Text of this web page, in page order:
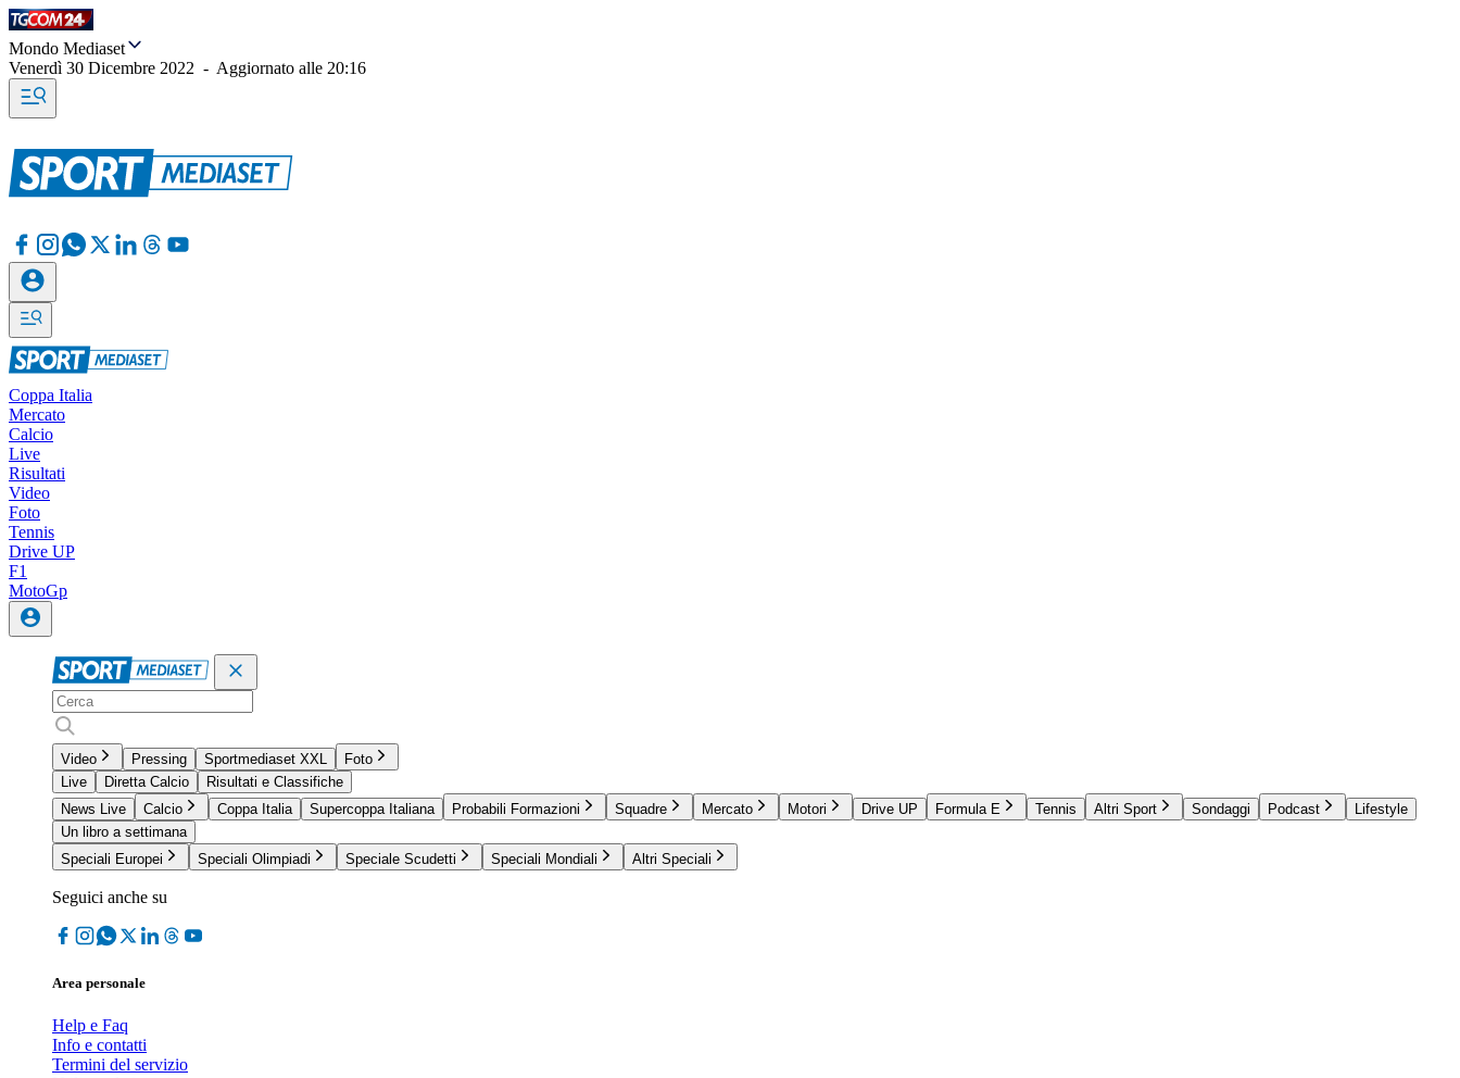
Mondo Mediaset
Venerdì 30 Dicembre 2022 - Aggiornato alle 20:16
Coppa Italia
Mercato
Calcio
Live
Risultati
Video
Foto
Tennis
Drive UP
F1
MotoGp
Video Pressing Sportmediaset XXL
Foto
Live
Diretta Calcio
Risultati e Classifiche
News Live
Calcio Coppa Italia Supercoppa Italiana Probabili Formazioni Squadre Mercato Motori Drive UP Formula E Tennis Altri Sport Sondaggi Podcast
Lifestyle
Un libro a settimana
Speciali Europei
Speciali Olimpiadi Speciale Scudetti Speciali Mondiali Altri Speciali
Seguici anche su
Area personale
Help e Faq
Info e contatti
Termini del servizio